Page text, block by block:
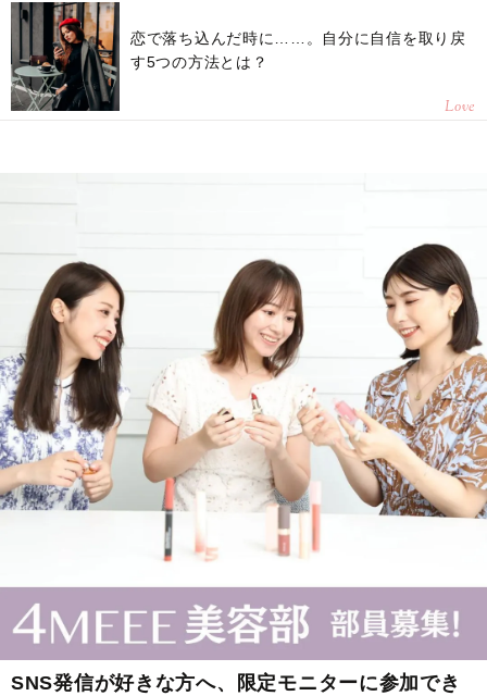
恋で落ち込んだ時に……。自分に自信を取り戻
す5つの方法とは？
Love
SNS発信が好きな方へ、限定モニターに参加でき